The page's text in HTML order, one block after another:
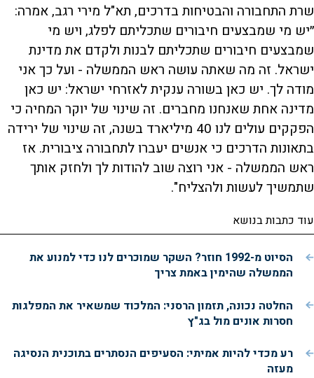
שרת התחבורה והבטיחות בדרכים, תא"ל מירי רגב, אמרה:
״יש מי שמבצעים חיבורים שתכליתם לפלג, ויש מי
שמבצעים חיבורים שתכליתם לבנות ולקדם את מדינת
ישראל. זה מה שאתה עושה ראש הממשלה - ועל כך אני
מודה לך. יש כאן בשורה ענקית לאזרחי ישראל: יש כאן
מדינה אחת שאנחנו מחברים. זה שינוי של יוקר המחיה כי
הפקקים עולים לנו 40 מיליארד בשנה, זה שינוי של ירידה
בתאונות הדרכים כי אנשים יעברו לתחבורה ציבורית. אז
ראש הממשלה - אני רוצה שוב להודות לך ולחזק אותך
שתמשיך לעשות ולהצליח".
עוד כתבות בנושא
הסיוט מ-1992 חוזר? השקר שמוכרים לנו כדי למנוע את
הממשלה שהימין באמת צריך
החלטה נכונה, תזמון הרסני: המלכוד שמשאיר את המפלגות
חסרות אונים מול בג"ץ
רע מכדי להיות אמיתי: הסעיפים הנסתרים בתוכנית הנסיגה
מעזה